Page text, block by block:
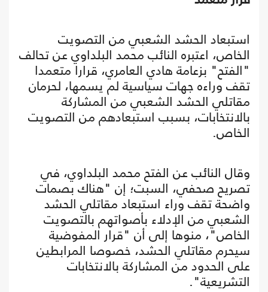
استبعاد الحشد الشعبي من التصويت
الخاص، اعتبره النائب محمد البلداوي عن تحالف
"الفتح" بزعامة هادي العامري، قرارا متعمدا
تقف وراءه جهات سياسية لم يسمها، لحرمان
مقاتلي الحشد الشعبي من المشاركة
بالانتخابات، بسبب استبعادهم من التصويت
الخاص.
وقال النائب عن الفتح محمد البلداوي، في
تصريح صحفي، السبت؛ إن "هناك بصمات
واضحة تقف وراء استبعاد مقاتلي الحشد
الشعبي من الإدلاء بأصواتهم بالتصويت
الخاص"، منوها إلى أن "قرار المفوضية
سيحرم مقاتلي الحشد، خصوصا المرابطين
على الحدود من المشاركة بالانتخابات
التشريعية".